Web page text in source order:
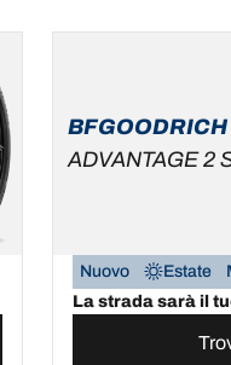
BFGOODRICH
ADVANTAGE 2
Nuovo Estate
La strada sarà il